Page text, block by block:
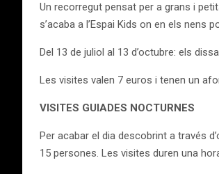
Un recorregut pensat per a grans i
s’acaba a l’Espai Kids on en els nens
Del 13 de juliol al 13 d’octubre: els
Les visites valen 7 euros i tenen un
VISITES GUIADES NOCTURNES
Per acabar el dia descobrint a través
15 persones. Les visites duren una